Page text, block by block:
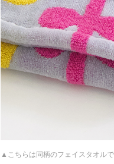
こちらは同柄のフェイスタオルで